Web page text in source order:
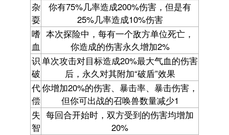
杂
耍
你有75%几率造成200%伤害，但是有
25%几率造成10%伤害
嗜
血
本次探险中，每有一个敌方单位死亡，
你造成的伤害永久增加2%
识
破
单次攻击对目标造成20%最大气血的伤害
后，永久对其附加“破盾”效果
代
偿
你增加20%的伤害、暴击率、暴击伤害，
但你可出战的召唤兽数量减少1
失
智
每回合开始时，双方受到的伤害均增加
20%